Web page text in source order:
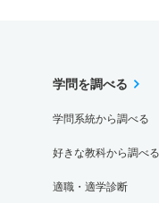
学問を調べる
学問系統から調べる
好きな教科から調べる
適職・適学診断